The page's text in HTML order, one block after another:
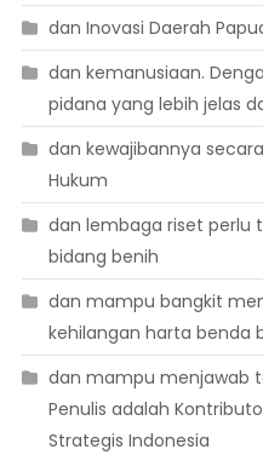
dan Inovasi Daerah
dan kemanusiaan.
pidana yang lebih jelas
dan kewajibannya
Hukum
dan lembaga riset perlu
bidang benih
dan mampu bangkit
kehilangan harta benda
dan mampu menjawab
Penulis adalah
Strategis Indonesia